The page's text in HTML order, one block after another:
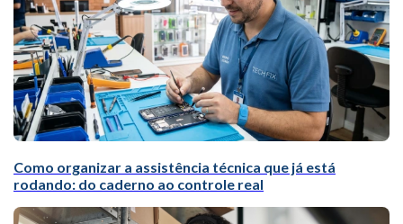
Como organizar a assistência técnica que já está
rodando: do caderno ao controle real